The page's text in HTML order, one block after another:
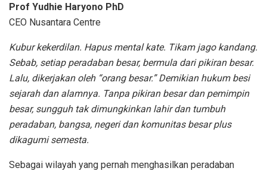
Prof Yudhie Haryono PhD
CEO Nusantara Centre
Kubur kekerdilan. Hapus mental kate. Tikam jago kandang.
Sebab, setiap peradaban besar, bermula dari pikiran besar.
Lalu, dikerjakan oleh “orang besar.” Demikian hukum besi
sejarah dan alamnya. Tanpa pikiran besar dan pemimpin
besar, sungguh tak dimungkinkan lahir dan tumbuh
peradaban, bangsa, negeri dan komunitas besar plus
dikagumi semesta.
Sebagai wilayah yang pernah menghasilkan peradaban